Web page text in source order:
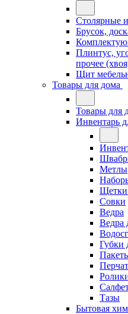
Столярные
Брусок,
Плинтус,
прочее
Щит
Товары для дома
Товары для
Инвентарь
Метлы
Щетки
Совки
Ведра
Ведра
Губки
Тазы
Бытовая